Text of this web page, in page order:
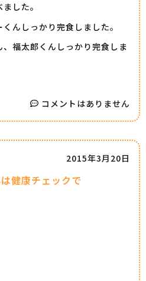
した。
んしっかり完食しました。
福太郎くんしっかり完食しま
コメントはありません
健康チェックで
2015年3月20日